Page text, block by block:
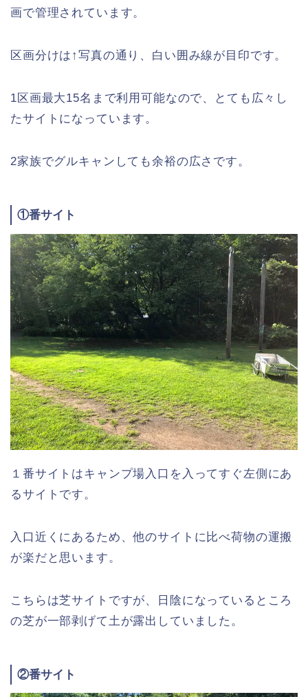
画で管理されています。
区画分けは↑写真の通り、白い囲み線が目印です。
1区画最大15名まで利用可能なので、とても広々し
たサイトになっています。
2家族でグルキャンしても余裕の広さです。
①番サイト
１番サイトはキャンプ場入口を入ってすぐ左側にあ
るサイトです。
入口近くにあるため、他のサイトに比べ荷物の運搬
が楽だと思います。
こちらは芝サイトですが、日陰になっているところ
の芝が一部剥げて土が露出していました。
②番サイト